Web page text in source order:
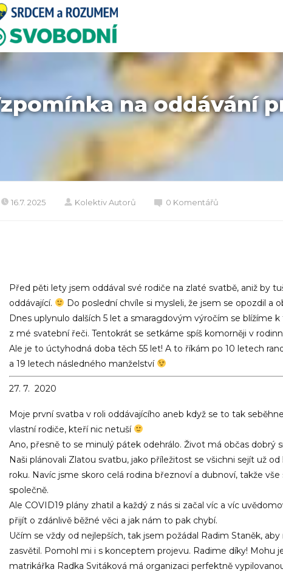
na oddávání
16.7. 2025 Kolektiv Autorů 0 Komentářů
Před pěti lety jsem oddával své rodiče na zlaté svatbě, aniž by
oddávající.
Do poslední chvíle si mysleli, že jsem se opozdil a
Dnes uplynulo dalších 5 let a smaragdovým výročím se blížíme
z mé svatební řeči. Tentokrát se setkáme spíš komorněji v
Ale je to úctyhodná doba těch 55 let! A to říkám po 10 letech
a 19 letech následného manželství
27. 7. 2020
Moje první svatba v roli oddávajícího aneb když se to tak
vlastní rodiče, kteří nic netuší
Ano, přesně to se minulý pátek odehrálo. Život má občas dobrý
Naši plánovali Zlatou svatbu, jako příležitost se všichni sejít už
roku. Navíc jsme skoro celá rodina březnoví a dubnoví, takže vše
společně.
Ale COVID19 plány zhatil a každý z nás si začal víc a víc
přijít o zdánlivě běžné věci a jak nám to pak chybí.
Učím se vždy od nejlepších, tak jsem požádal Radim Staněk,
zasvětil. Pomohl mi i s konceptem projevu. Radime díky! Mohu
matrikářka Radka Svitáková má organizaci perfektně